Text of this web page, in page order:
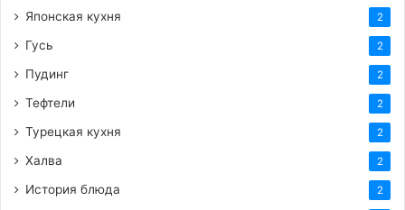
Японская кухня 2
Гусь 2
Пудинг 2
Тефтели 2
Турецкая кухня 2
Халва 2
История блюда 2